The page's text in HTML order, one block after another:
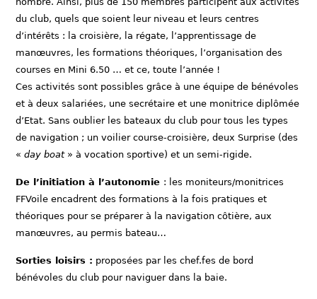
du club, quels que soient leur niveau et leurs centres
d’intérêts : la croisière, la régate, l’apprentissage de
manœuvres, les formations théoriques, l’organisation des
courses en Mini 6.50 … et ce, toute l’année !
Ces activités sont possibles grâce à une équipe de bénévoles
et à deux salariées, une secrétaire et une monitrice diplômée
d’Etat. Sans oublier les bateaux du club pour tous les types
de navigation ; un voilier course-croisière, deux Surprise (des
«day boat» à vocation sportive) et un semi-rigide.
De l’initiation à l’autonomie : les moniteurs/monitrices
FFVoile encadrent des formations à la fois pratiques et
théoriques pour se préparer à la navigation côtière, aux
manœuvres, au permis bateau…
Sorties loisirs : proposées par les chef.fes de bord
bénévoles du club pour naviguer dans la baie.